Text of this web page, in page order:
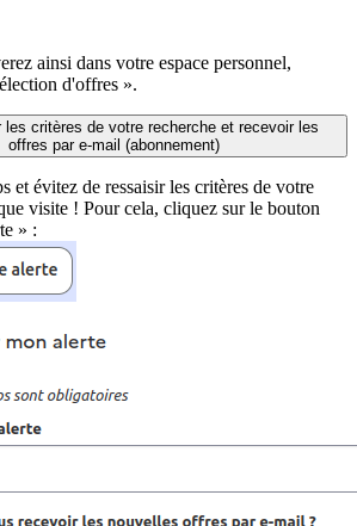
ainsi dans votre espace personnel,
d'offres ».
les critères de votre recherche et recevoir les
offres par e-mail (abonnement)
et évitez de ressaisir les critères de votre
visite ! Pour cela, cliquez sur le bouton
» :